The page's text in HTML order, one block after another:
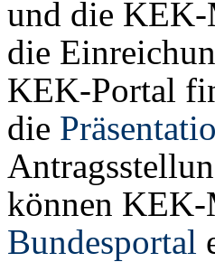
und die
die
KEK-Portal
die
können KEK-
Bundesportal